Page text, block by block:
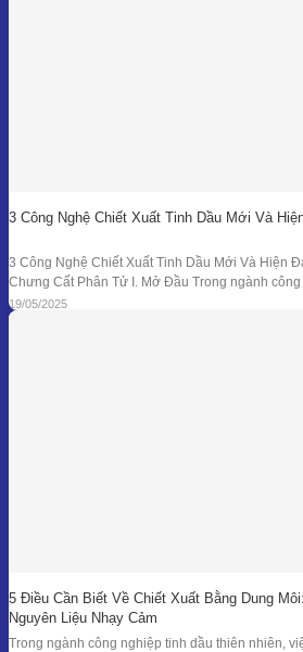
3 Công Nghệ Chiết Xuất Tinh Dầu Mới Và
3 Công Nghệ Chiết Xuất Tinh Dầu Mới Và Hiện
Chưng Cất Phân Tử I. Mở Đầu Trong ngành công
tối ưu hóa hiệu suất chiết xuất, giữ nguyên hương
mục tiêu hàng đầu. Bên
19/05/2025
5 Điều Cần Biết Về Chiết Xuất Bằng Dung
Nguyên Liệu Nhạy Cảm
Trong ngành công nghiệp tinh dầu thiên nhiên,